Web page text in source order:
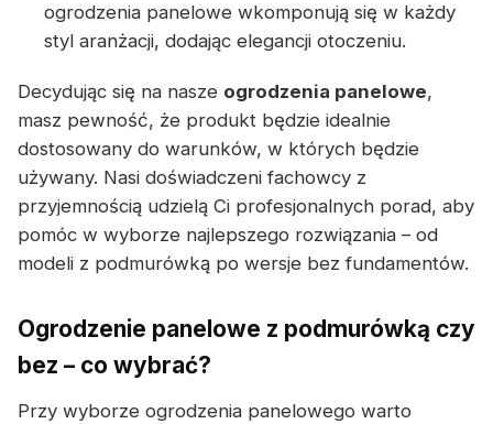
ogrodzenia panelowe wkomponują się w każdy
styl aranżacji, dodając elegancji otoczeniu.
Decydując się na nasze ogrodzenia panelowe,
masz pewność, że produkt będzie idealnie
dostosowany do warunków, w których będzie
używany. Nasi doświadczeni fachowcy z
przyjemnością udzielą Ci profesjonalnych porad, aby
pomóc w wyborze najlepszego rozwiązania – od
modeli z podmurówką po wersje bez fundamentów.
Ogrodzenie panelowe z podmurówką czy
bez – co wybrać?
Przy wyborze ogrodzenia panelowego warto